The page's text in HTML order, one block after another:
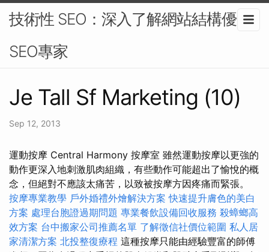
技術性 SEO：深入了解網站結構優化-
SEO專家
Je Tall Sf Marketing (10)
Sep 12, 2013
運動按摩 Central Harmony 按摩室 雖然運動按摩以更強的
動作更深入地刺激肌肉組織，有些動作可能超出了愉悅的概
念，但絕對不應該太痛苦，以致被按摩方因疼痛而緊張。
按摩專業教學 戶外婚禮外燴解決方案 快速提升膚色的美白
方案 處理台胞證過期問題 專業餐飲設備回收服務 殺蟑螂高
效方案 台中搬家公司推薦名單 了解徵信社價位範圍 私人居
家清潔方案 北投整復療程 這種按摩只能由經驗豐富的師傅